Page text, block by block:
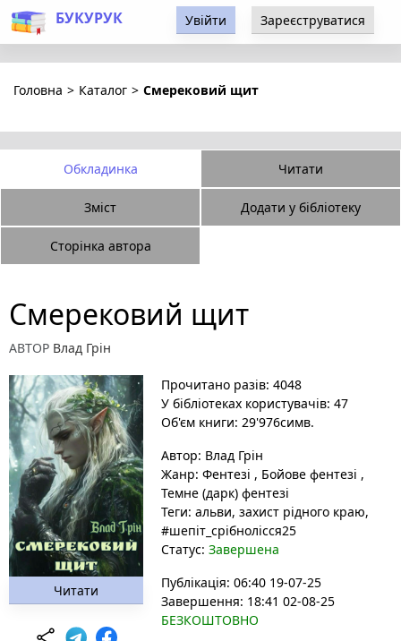
БУКУРУК Увійти Зареєструватися
Головна > Каталог > Смерековий щит
Обкладинка Читати
Зміст Додати у бібліотеку
Сторінка автора
Смерековий щит
АВТОР Влад Грін
Читати
Прочитано разів: 4048
У бібліотеках користувачів: 47
Об'єм книги: 29'976симв.
Автор: Влад Грін
Жанр: Фентезі , Бойове фентезі ,
Темне (дарк) фентезі
Теги: альви, захист рідного краю,
#шепіт_срібнолісся25
Статус: Завершена
Публікація: 06:40 19-07-25
Завершення: 18:41 02-08-25
БЕЗКОШТОВНО